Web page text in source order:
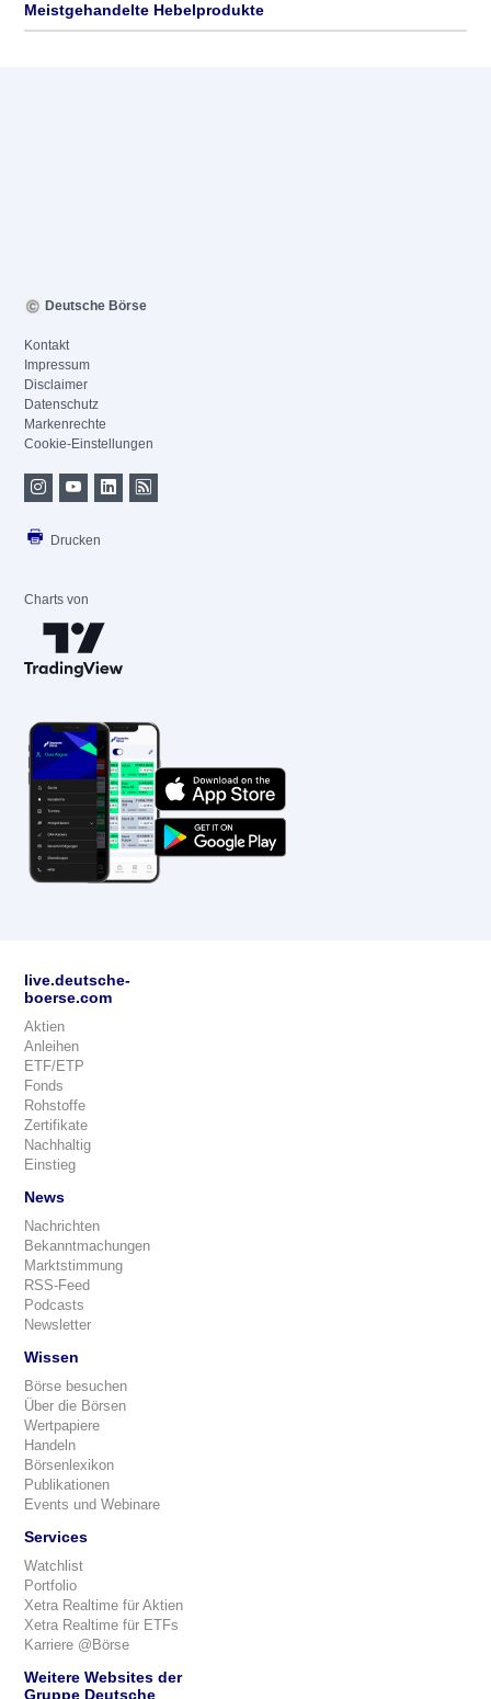
Meistgehandelte Hebelprodukte
Deutsche Börse
Kontakt
Impressum
Disclaimer
Datenschutz
Markenrechte
Cookie-Einstellungen
Drucken
Charts von
live.deutsche-
boerse.com
Aktien
Anleihen
ETF/ETP
Fonds
Rohstoffe
Zertifikate
Nachhaltig
Einstieg
News
Nachrichten
Bekanntmachungen
Marktstimmung
RSS-Feed
Podcasts
Newsletter
Wissen
Börse besuchen
Über die Börsen
Wertpapiere
Handeln
Börsenlexikon
Publikationen
Events und Webinare
Services
Watchlist
Portfolio
Xetra Realtime für Aktien
Xetra Realtime für ETFs
Karriere @Börse
Weitere Websites der
Gruppe Deutsche